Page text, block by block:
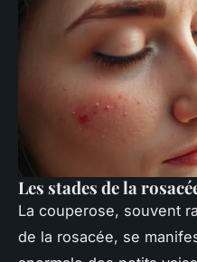
Les stades de la
La couperose, souvent
de la rosacée, se